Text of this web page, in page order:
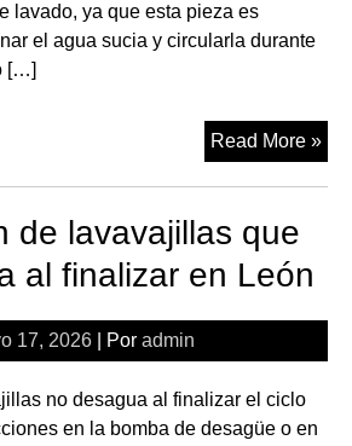
lavado, ya que esta pieza es
el agua sucia y circularla durante
[…]
Read More »
de
de lavavajillas que
al finalizar en León
17, 2026 | Por admin
no desagua al finalizar el ciclo
en la bomba de desagüe o en